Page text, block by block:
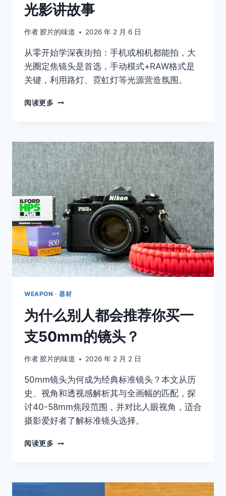
光影讲故事
作者 胶片的味道 2026 年 2 月 6 日
从零开始学深夜街拍：手机或相机都能拍，大
光圈定焦镜头是首选，手动模式+RAW格式是
关键，利用路灯、霓虹灯等光源营造氛围。
阅读更多 深
摄
影
指
南，
教
你
用
光
影
讲
故
事
WEAPON · 器材
为什么别人都会推荐你买一
支50mm的镜头？
作者 胶片的味道 2026 年 2 月 2 日
50mm镜头为何成为经典标准镜头？本文从历
史、视角和透视感解析其与全画幅的匹配，探
讨40-58mm焦段范围，并对比人眼视角，适合
摄影爱好者了解标准镜头选择。
阅读更多 为
人